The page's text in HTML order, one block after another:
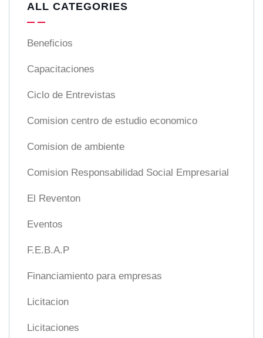
ALL CATEGORIES
Beneficios
Capacitaciones
Ciclo de Entrevistas
Comision centro de estudio economico
Comision de ambiente
Comision Responsabilidad Social Empresarial
El Reventon
Eventos
F.E.B.A.P
Financiamiento para empresas
Licitacion
Licitaciones